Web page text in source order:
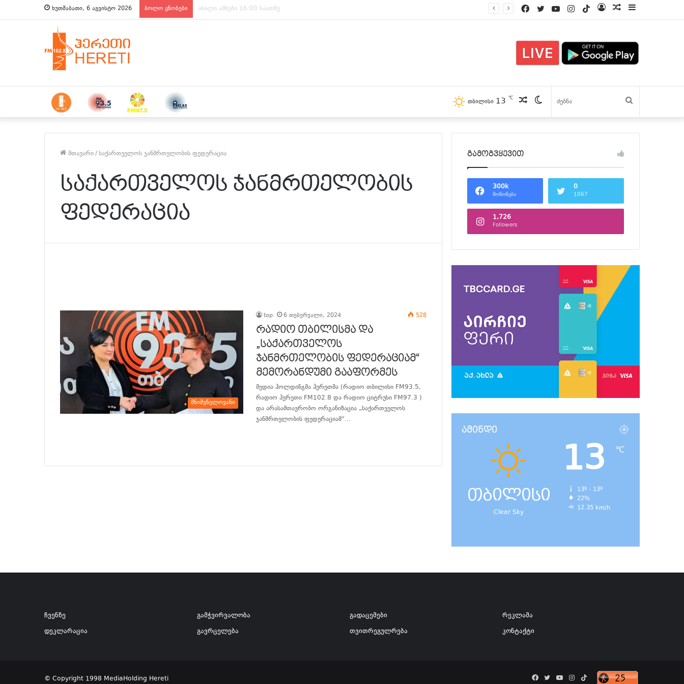
ხუთშაბათი, 6 აგვისტო 2026 ბოლო ცნობები ახალი ამბები 15:00 საათზე პოსტები
Log
TikTok
Instagram
YouTube
Twitter
Facebook
Switch
skin
პოსტები
თბილისი 13 ℃
მთავარი/საქართველოს ჯანმრთელობის ფედერაცია
საქართველოს ჯანმრთელობის
ფედერაცია
მნიშვნელოვანი
top 6 თებერვალი, 2024 528
რადიო თბილისმა და
„საქართველოს
ჯანმრთელობის ფედერაციამ“
მემორანდუმი გააფორმეს
მედია ჰოლდინგმა ჰერეთმა (რადიო თბილისი FM93.5,
რადიო ჰერეთი FM102.8 და რადიო ციტრუსი FM97.3 )
და არასამთავრობო ორგანიზაცია „საქართველოს
ჯანმრთელობის ფედერაციამ“…
გამოგვყევით
300k
მოწონება
0
1067
1,726
Followers
ამინდი
თბილისი
Clear Sky
13 ℃
13º - 13º
22%
12.35 km/h
ჩვენზე
დეკლარაცია
გამჭვირვალობა
გავრცელება
გადაცემები
თვითრეგულრება
რეკლამა
კონტაქტი
© Copyright 1998 MediaHolding Hereti FacebookTwitterYouTubeInstagram
TikTok